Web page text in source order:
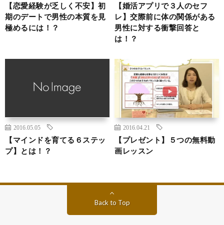
【恋愛経験が乏しく不安】初
期のデートで男性の本質を見
極めるには！？
【婚活アプリで３人のセフ
レ】交際前に体の関係がある
男性に対する衝撃回答と
は！？
2016.05.05
【マインドを育てる６ステッ
プ】とは！？
2016.04.21
【プレゼント】５つの無料動
画レッスン
Back to Top